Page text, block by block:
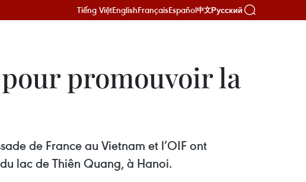
Tiếng ViệtEnglishFrançaisEspañol中文Русский
promouvoir la
de France au Vietnam et l’OIF ont
lac de Thiên Quang, à Hanoi.